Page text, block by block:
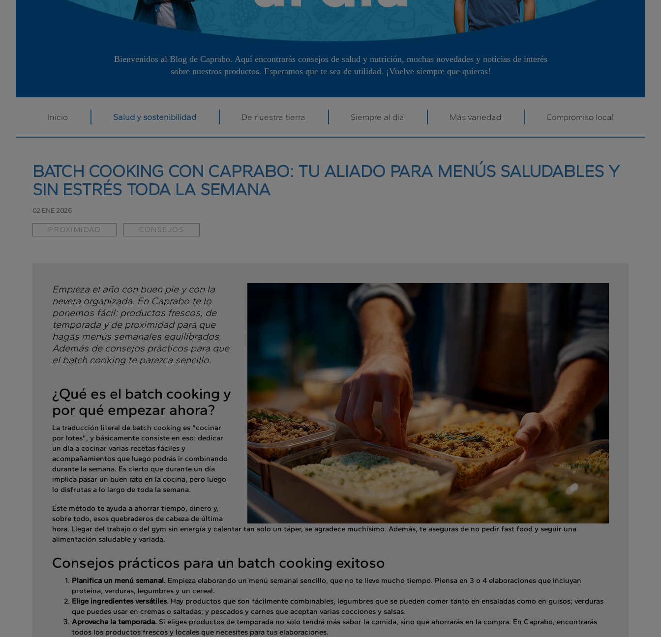
Bienvenidos al Blog de Caprabo. Aquí encontrarás consejos de salud y nutrición, muchas novedades y noticias de interés
sobre nuestros productos. Esperamos que te sea de utilidad. ¡Vuelve siempre que quieras!
Inicio Salud y sostenibilidad De nuestra tierra Siempre al día Más variedad Compromiso local
BATCH COOKING CON CAPRABO: TU ALIADO PARA MENÚS SALUDABLES Y
SIN ESTRÉS TODA LA SEMANA
02 ENE 2026
PROXIMIDAD CONSEJOS
Empieza el año con buen pie y con la
nevera organizada. En Caprabo te lo
ponemos fácil: productos frescos, de
temporada y de proximidad para que
hagas menús semanales equilibrados.
Además de consejos prácticos para que
el batch cooking te parezca sencillo.
¿Qué es el batch cooking y
por qué empezar ahora?
La traducción literal de batch cooking es “cocinar
por lotes”, y básicamente consiste en eso: dedicar
un día a cocinar varias recetas fáciles y
acompañamientos que luego podrás ir combinando
durante la semana. Es cierto que durante un día
implica pasar un buen rato en la cocina, pero luego
lo disfrutas a lo largo de toda la semana.
Este método te ayuda a ahorrar tiempo, dinero y,
sobre todo, esos quebraderos de cabeza de última
hora. Llegar del trabajo o del gym sin energía y calentar tan solo un táper, se agradece muchísimo. Además, te aseguras de no pedir fast food y seguir una
alimentación saludable y variada.
Consejos prácticos para un batch cooking exitoso
Planifica un menú semanal. Empieza elaborando un menú semanal sencillo, que no te lleve mucho tiempo. Piensa en 3 o 4 elaboraciones que incluyan
proteína, verduras, legumbres y un cereal.
Elige ingredientes versátiles. Hay productos que son fácilmente combinables, legumbres que se pueden comer tanto en ensaladas como en guisos; verduras
que puedes usar en cremas o saltadas; y pescados y carnes que aceptan varias cocciones y salsas.
Aprovecha la temporada. Si eliges productos de temporada no solo tendrá más sabor la comida, sino que ahorrarás en la compra. En Caprabo, encontrarás
todos los productos frescos y locales que necesites para tus elaboraciones.